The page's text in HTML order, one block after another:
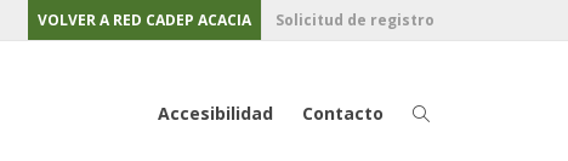
VOLVER A RED CADEP ACACIA Solicitud de registro
Accesibilidad Contacto